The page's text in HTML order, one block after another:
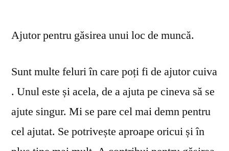
Ajutor pentru găsirea unui loc de muncă.
Sunt multe feluri în care poți fi de ajutor cuiva
. Unul este și acela, de a ajuta pe cineva să se
ajute singur. Mi se pare cel mai demn pentru
cel ajutat. Se potrivește aproape oricui și în